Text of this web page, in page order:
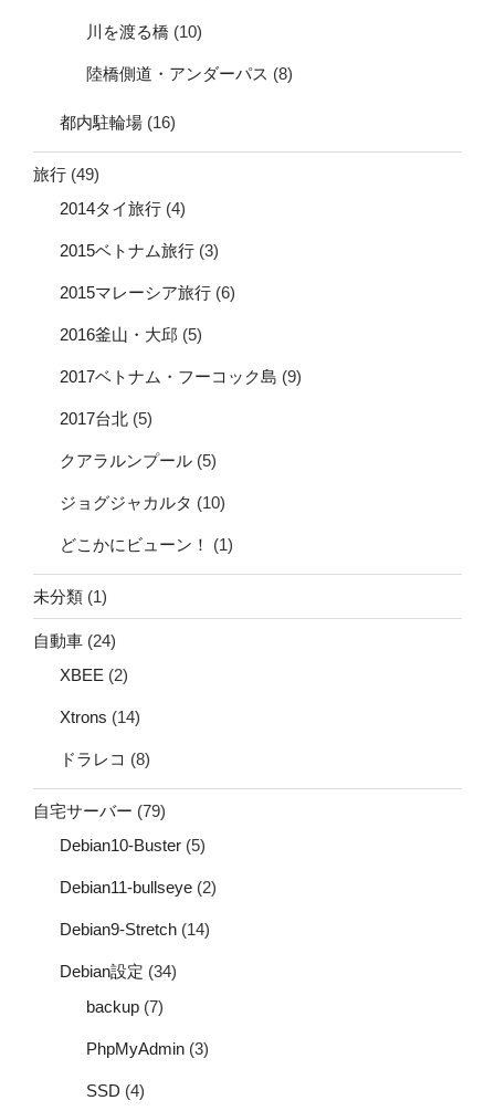
川を渡る橋 (10)
陸橋側道・アンダーパス (8)
都内駐輪場 (16)
旅行 (49)
2014タイ旅行 (4)
2015ベトナム旅行 (3)
2015マレーシア旅行 (6)
2016釜山・大邱 (5)
2017ベトナム・フーコック島 (9)
2017台北 (5)
クアラルンプール (5)
ジョグジャカルタ (10)
どこかにビューン！ (1)
未分類 (1)
自動車 (24)
XBEE (2)
Xtrons (14)
ドラレコ (8)
自宅サーバー (79)
Debian10-Buster (5)
Debian11-bullseye (2)
Debian9-Stretch (14)
Debian設定 (34)
backup (7)
PhpMyAdmin (3)
SSD (4)